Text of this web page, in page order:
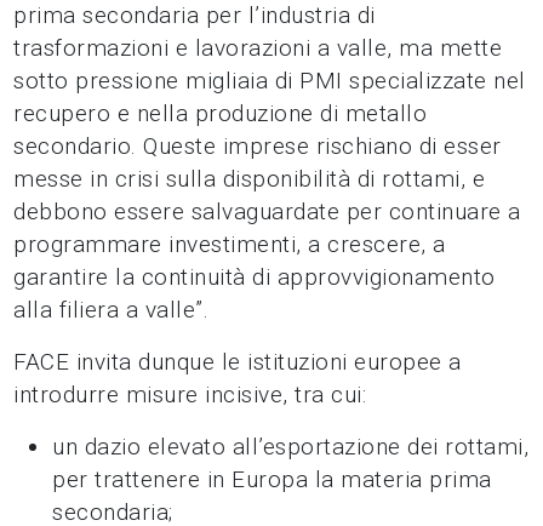
prima secondaria per l’industria di
trasformazioni e lavorazioni a valle, ma mette
sotto pressione migliaia di PMI specializzate nel
recupero e nella produzione di metallo
secondario. Queste imprese rischiano di esser
messe in crisi sulla disponibilità di rottami, e
debbono essere salvaguardate per continuare a
programmare investimenti, a crescere, a
garantire la continuità di approvvigionamento
alla filiera a valle”.
FACE invita dunque le istituzioni europee a
introdurre misure incisive, tra cui:
un dazio elevato all’esportazione dei rottami,
per trattenere in Europa la materia prima
secondaria;